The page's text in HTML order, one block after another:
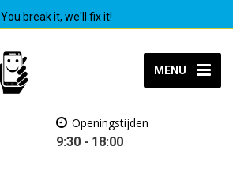
You break it, we'll fix it!
MENU
Openingstijden
9:30 - 18:00